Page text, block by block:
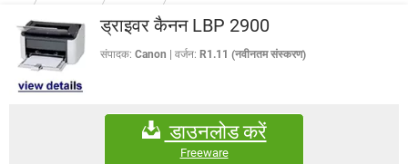
WhatsApp Hack हो गया? Lucky Patcher यूज करें
2020 के फ्री एंटीवायरस
बेस्ट फ्री ऑनलाइन गेम्स
डाउनलोड
Vidmate PUBG Mobile
WhatsRemoved+
FORUM
कंप्यूटर बस
ड्राइवर कैनन LBP 2900
संपादक: Canon वर्जन: R1.11 (नवीनतम संस्करण)
डाउनलोड करें
Freeware